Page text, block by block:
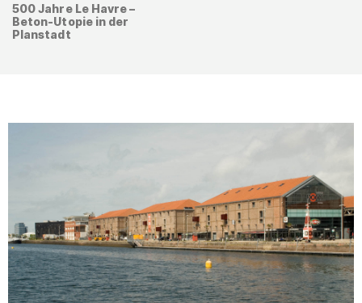
500 Jahre Le Havre –
Beton-Utopie in der
Planstadt